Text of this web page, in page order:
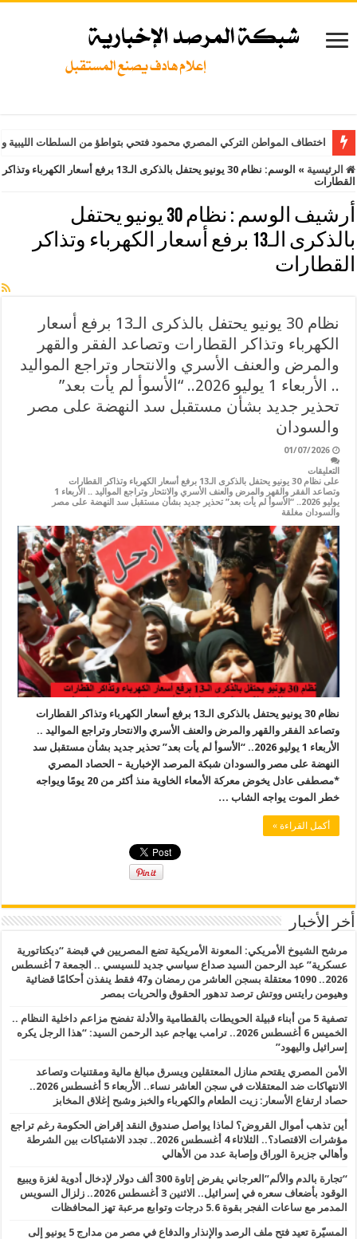
اختطاف المواطن التركي المصري محمود فتحي بتواطؤ من السلطات
الرئيسية » الوسم:
نظام 30 يونيو يحتفل بالذكرى الـ13 برفع أسعار الكهرباء وتذاكر
القطارات
أرشيف الوسم :
نظام 30 يونيو يحتفل
بالذكرى الـ13 برفع أسعار الكهرباء وتذاكر
القطارات
نظام 30 يونيو يحتفل بالذكرى الـ13 برفع أسعار
الكهرباء وتذاكر القطارات وتصاعد الفقر والقهر
والمرض والعنف الأسري والانتحار وتراجع المواليد
.. الأربعاء 1 يوليو 2026.. “الأسوأ لم يأت بعد”
تحذير جديد بشأن مستقبل سد النهضة على مصر
والسودان
01/07/2026
التعليقات
على نظام 30 يونيو يحتفل بالذكرى الـ13 برفع أسعار الكهرباء وتذاكر القطارات
وتصاعد الفقر والقهر والمرض والعنف الأسري والانتحار وتراجع المواليد .. الأربعاء 1
يوليو 2026.. “الأسوأ لم يأت بعد” تحذير جديد بشأن مستقبل سد النهضة على مصر
والسودان مغلقة
نظام 30 يونيو يحتفل بالذكرى الـ13 برفع أسعار الكهرباء وتذاكر القطارات
وتصاعد الفقر والقهر والمرض والعنف الأسري والانتحار وتراجع المواليد ..
الأربعاء 1 يوليو 2026.. “الأسوأ لم يأت بعد” تحذير جديد بشأن مستقبل سد
النهضة على مصر والسودان شبكة المرصد الإخبارية – الحصاد المصري
*مصطفى عادل يخوض معركة الأمعاء الخاوية منذ أكثر من 20 يومًا ويواجه
خطر الموت يواجه الشاب …
أكمل القراءة »
أخر الأخبار
مرشح الشيوخ الأمريكي: المعونة الأمريكية تضع المصريين في قبضة “ديكتاتورية
عسكرية” عبد الرحمن السيد صداع سياسي جديد للسيسي .. الجمعة 7 أغسطس
2026.. 1090 معتقلة بسجن العاشر من رمضان و47 فقط ينفذن أحكامًا قضائية
وهيومن رايتس ووتش ترصد تدهور الحقوق والحريات بمصر
تصفية 5 من أبناء قبيلة الحويطات بالقطامية والأدلة تفضح مزاعم داخلية النظام ..
الخميس 6 أغسطس 2026.. ترامب يهاجم عبد الرحمن السيد: “هذا الرجل يكره
إسرائيل واليهود”
الأمن المصري يقتحم منازل المعتقلين ويسرق مبالغ مالية ومقتنيات وتصاعد
الانتهاكات ضد المعتقلات في سجن العاشر نساء.. الأربعاء 5 أغسطس 2026..
حصاد ارتفاع الأسعار: زيت الطعام والكهرباء والخبز وشبح إغلاق المخابز
أين تذهب أموال القروض؟ لماذا يواصل صندوق النقد إقراض الحكومة رغم تراجع
مؤشرات الاقتصاد؟.. الثلاثاء 4 أغسطس 2026.. تجدد الاشتباكات بين الشرطة
وأهالي جزيرة الوراق وإصابة عدد من الأهالي
“تجارة بالدم والألم”العرجاني يفرض إتاوة 300 ألف دولار لإدخال أدوية لغزة ويبيع
الوقود بأضعاف سعره في إسرائيل.. الاثنين 3 أغسطس 2026.. زلزال السويس
المدمر مع ساعات الفجر بقوة 5.6 درجات وتوابع مرعبة تهز المحافظات
المسيّرة تعيد فتح ملف الرصد والإنذار والدفاع في مصر من مدارج 5 يونيو إلى